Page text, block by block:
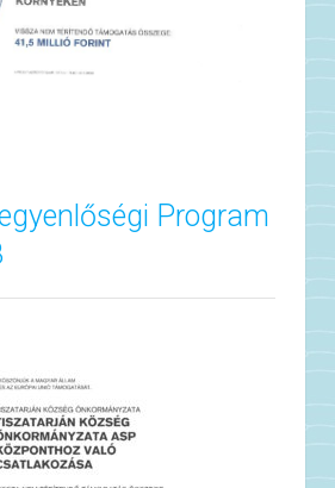
Program